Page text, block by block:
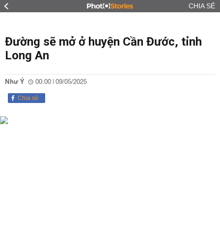
CHIA SẺ
Đường sẽ mở ở huyện Cần Đước, tỉnh
Long An
Như Ý 00:00 | 09/05/2025
Chia sẻ